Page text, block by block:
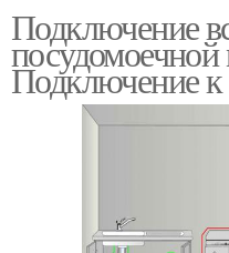
Подключение
Подключение к